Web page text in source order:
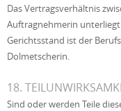
Das Vertragsverhältnis
Auftragnehmerin
Gerichtsstand ist der
Dolmetscherin.
18.
Sind oder werden Teile